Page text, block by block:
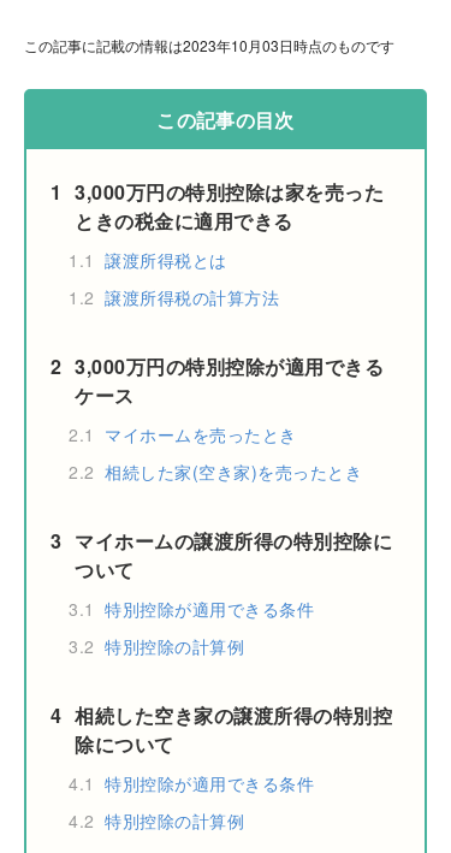
この記事に記載の情報は2023年10月03日時点のものです
この記事の目次
1
3,000万円の特別控除は家を売った
ときの税金に適用できる
1.1 譲渡所得税とは
1.2 譲渡所得税の計算方法
2 3,000万円の特別控除が適用できる
ケース
2.1
マイホームを売ったとき
2.2 相続した家(空き家)を売ったとき
3 マイホームの譲渡所得の特別控除に
ついて
3.1 特別控除が適用できる条件
3.2 特別控除の計算例
4 相続した空き家の譲渡所得の特別控
除について
4.1 特別控除が適用できる条件
4.2 特別控除の計算例